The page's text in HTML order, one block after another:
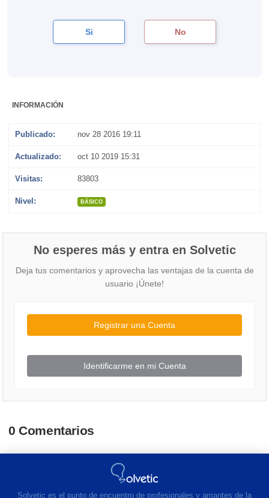
Si No
INFORMACIÓN
Publicado: nov 28 2016 19:11
Actualizado: oct 10 2019 15:31
Visitas: 83803
Nivel: BÁSICO
No esperes más y entra en Solvetic
Deja tus comentarios y aprovecha las ventajas de la cuenta de
usuario ¡Únete!
Registrar una Cuenta
Identificarme en mi Cuenta
0 Comentarios
Solvetic es el punto de encuentro de profesionales y amantes de la